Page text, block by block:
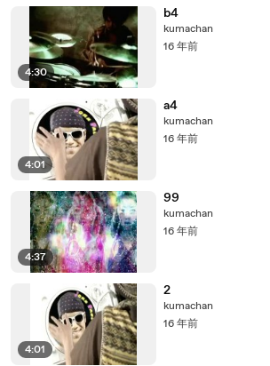
4:30
b4
kumachan
16 年前
4:01
a4
kumachan
16 年前
4:37
99
kumachan
16 年前
4:01
2
kumachan
16 年前